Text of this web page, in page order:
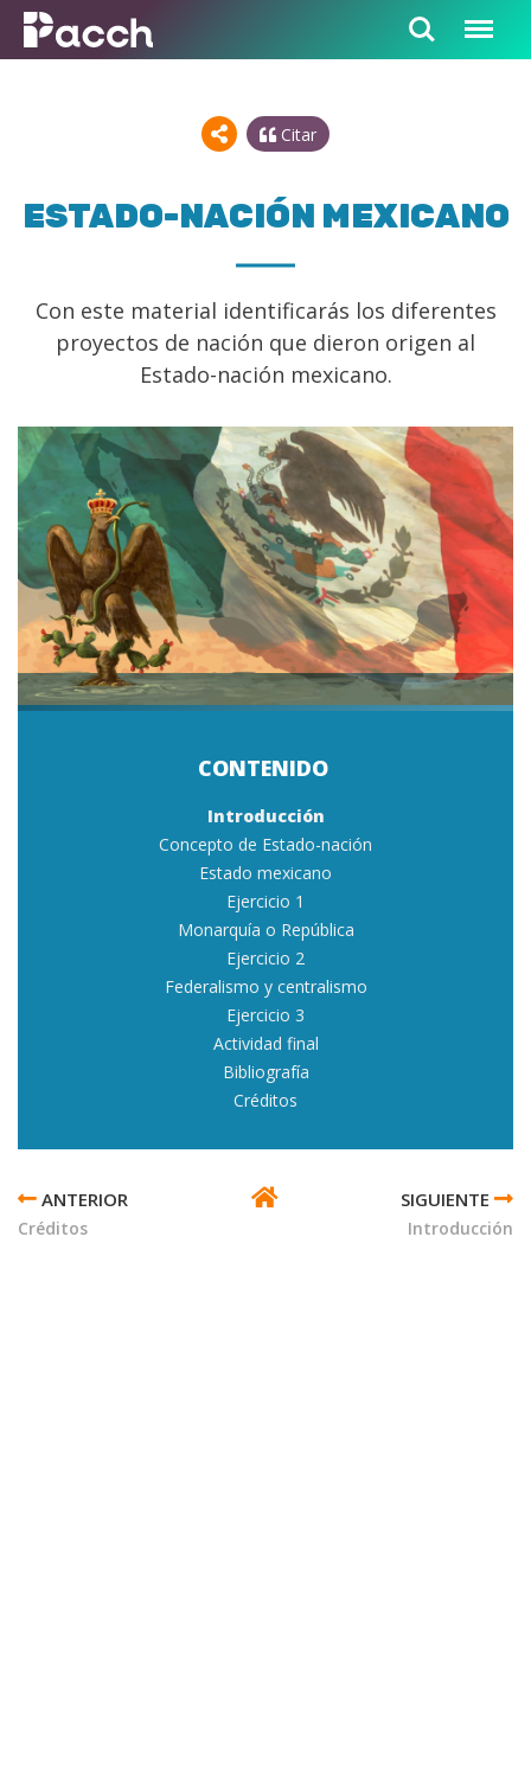
Citar
ESTADO-NACIÓN MEXICANO
Con este material identificarás los diferentes
proyectos de nación que dieron origen al
Estado-nación mexicano.
Introducción
Concepto de Estado-nación
Estado mexicano
Ejercicio 1
Monarquía o República
Ejercicio 2
Federalismo y centralismo
Ejercicio 3
Actividad final
Bibliografía
Créditos
TRANSVERSALES
DE
Créditos Introducción